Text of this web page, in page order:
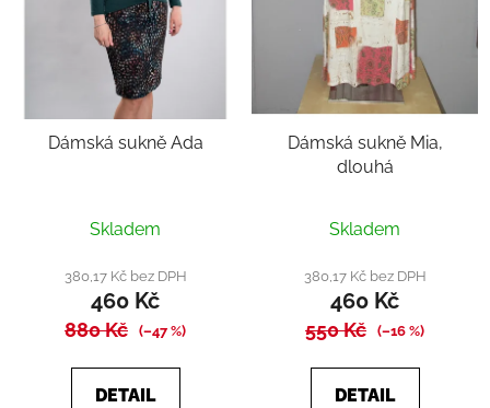
Dámská sukně Ada
hodnocení
produktu
je
4,0
5
Skladem
380,17 Kč bez DPH
460 Kč
880 Kč (–47 %)
DETAIL
Dámská sukně Mia,
dlouhá
Skladem
380,17 Kč bez DPH
460 Kč
550 Kč (–16 %)
DETAIL